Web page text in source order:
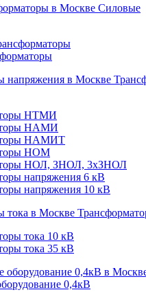
Силовые
НТМИ
НАМИ
НАМИТ
НОМ
НОЛ, ЗНОЛ, 3хЗНОЛ
напряжения 6 кВ
напряжения 10 кВ
тока 10 кВ
тока 35 кВ
0,4кВ